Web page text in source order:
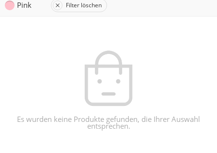
Pink Filter löschen
Es wurden keine Produkte gefunden, die Ihrer Auswahl
entsprechen.